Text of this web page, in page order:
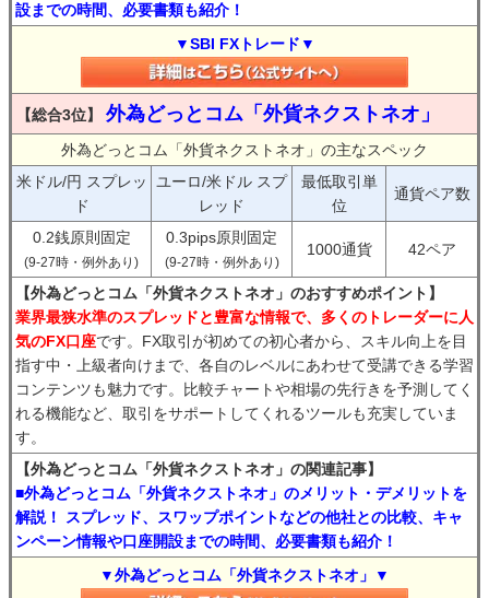
設までの時間、必要書類も紹介！
▼SBI FXトレード▼
【総合3位】 外為どっとコム「外貨ネクストネオ」
外為どっとコム「外貨ネクストネオ」の主なスペック
米ドル/円 スプレッ
ド
ユーロ/米ドル スプ
レッド
最低取引単
位
通貨ペア数
0.2銭原則固定
(9-27時・例外あり)
0.3pips原則固定
(9-27時・例外あり)
1000通貨 42ペア
【外為どっとコム「外貨ネクストネオ」のおすすめポイント】
業界最狭水準のスプレッドと豊富な情報で、多くのトレーダーに人
気のFX口座です。FX取引が初めての初心者から、スキル向上を目
指す中・上級者向けまで、各自のレベルにあわせて受講できる学習
コンテンツも魅力です。比較チャートや相場の先行きを予測してく
れる機能など、取引をサポートしてくれるツールも充実していま
す。
【外為どっとコム「外貨ネクストネオ」の関連記事】
■外為どっとコム「外貨ネクストネオ」のメリット・デメリットを
解説！ スプレッド、スワップポイントなどの他社との比較、キャ
ンペーン情報や口座開設までの時間、必要書類も紹介！
▼外為どっとコム「外貨ネクストネオ」▼